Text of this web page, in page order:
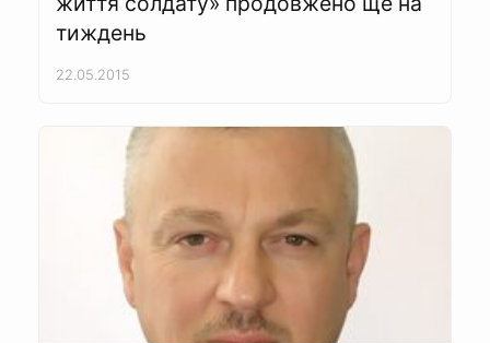
тиждень
22.05.2015